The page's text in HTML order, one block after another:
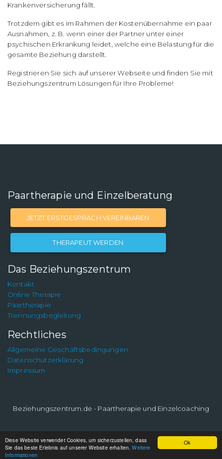
Ok
Diese Website verwendet Cookies, um sicherzustellen, dass
Sie das beste Erlebnis auf unserer Website erhalten.Weitere
Informationen
Krankenversicherung fällt.
Trotzdem gibt es im Rahmen der Kostenübernahme ein paar
Ausnahmen, z. B. wenn einer der Partner unter einer
psychischen Erkrankung leidet, welche eine Belastung für die
gesamte Beziehung darstellt.
Registrieren Sie sich auf unserer Webseite und finden Sie mit
Beziehungszentrum Lösungen für Ihre Probleme!
Paartherapie und Einzelberatung
JETZT ERSTGESPRÄCH VEREINBAREN
THERAPEUT WERDEN
Das Beziehungszentrum
Kontakt
Online Therapie
Paartherapie
Trennungsbegleitung
Rechtliches
Allgemeine Geschäftsbedingungen
Datenschutzerklärung
Impressum
Beziehungszentrum.de - Paartherapie und Einzelcoaching